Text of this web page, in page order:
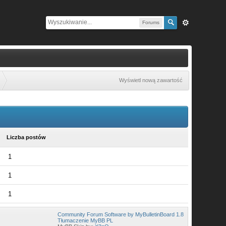
Forums
Wyświetl nową zawartość
Liczba postów
1
1
1
Community Forum Software by MyBulletinBoard 1.8
Tłumaczenie MyBB PL